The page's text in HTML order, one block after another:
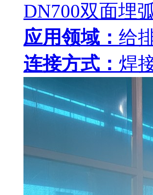
DN700双面埋
应用领域： 给
连接方式： 焊